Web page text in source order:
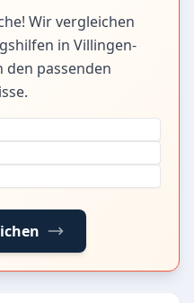
Wir vergleichen
in Villingen-
passenden